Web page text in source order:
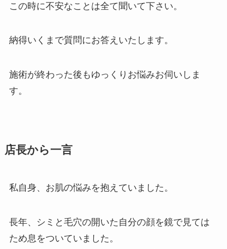
この時に不安なことは全て聞いて下さい。
納得いくまで質問にお答えいたします。
施術が終わった後もゆっくりお悩みお伺いしま
す。
店長から一言
私自身、お肌の悩みを抱えていました。
長年、シミと毛穴の開いた自分の顔を鏡で見ては
ため息をついていました。